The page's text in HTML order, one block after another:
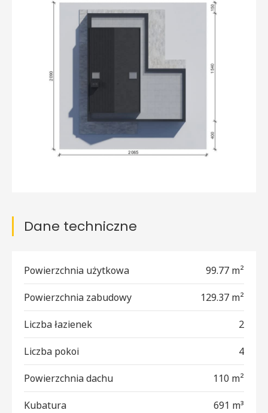
Dane techniczne
Powierzchnia użytkowa 99.77 m²
Powierzchnia zabudowy 129.37 m²
Liczba łazienek 2
Liczba pokoi 4
Powierzchnia dachu 110 m²
Kubatura 691 m³